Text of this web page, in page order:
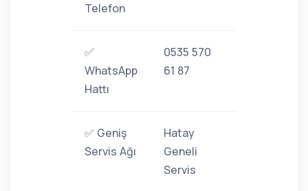
Telefon
✅
WhatsApp
Hattı
0535 570
61 87
✅ Geniş
Servis Ağı
Hatay
Geneli
Servis